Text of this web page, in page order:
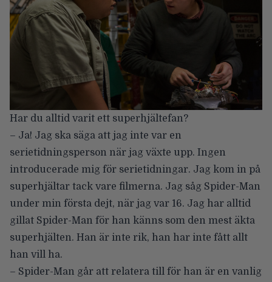
Har du alltid varit ett superhjältefan?
– Ja! Jag ska säga att jag inte var en
serietidningsperson när jag växte upp. Ingen
introducerade mig för serietidningar. Jag kom in på
superhjältar tack vare filmerna. Jag såg Spider-Man
under min första dejt, när jag var 16. Jag har alltid
gillat Spider-Man för han känns som den mest äkta
superhjälten. Han är inte rik, han har inte fått allt
han vill ha.
– Spider-Man går att relatera till för han är en vanlig